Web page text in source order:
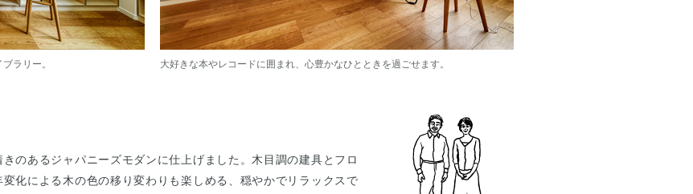
ラリー。 大好きな本やレコードに囲まれ、心豊かなひとときを過ごせます。
のあるジャパニーズモダンに仕上げました。木目調の建具とフロ
化による木の色の移り変わりも楽しめる、穏やかでリラックスで